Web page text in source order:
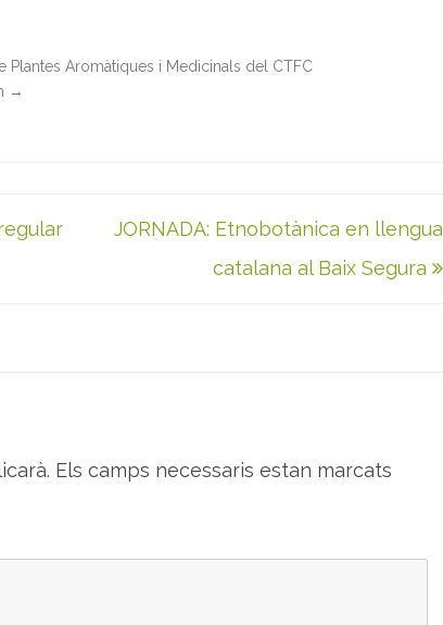
Plantes Aromàtiques i Medicinals del CTFC
→
JORNADA: Etnobotànica en llengua
catalana al Baix Segura
Els camps necessaris estan marcats